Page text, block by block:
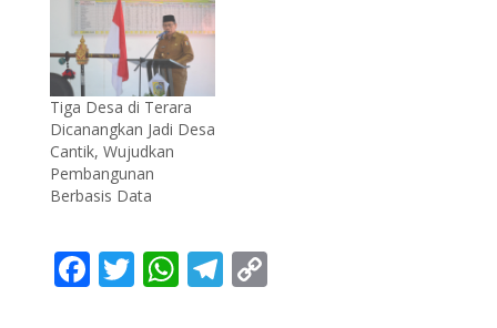
Tiga Desa di Terara
Dicanangkan Jadi Desa
Cantik, Wujudkan
Pembangunan
Berbasis Data
F T W T C